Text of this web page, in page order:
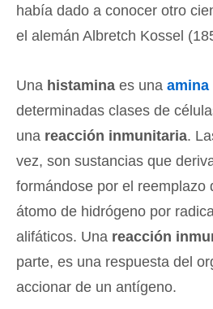
había dado a conocer otro
el alemán Albretch Kossel
Una histamina es una amina
determinadas clases de
una reacción inmunitaria.
vez, son sustancias que
formándose por el reemplazo
átomo de hidrógeno por
alifáticos. Una reacción
parte, es una respuesta del
accionar de un antígeno.